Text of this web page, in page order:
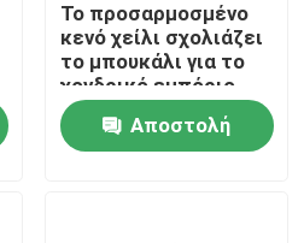
Το προσαρμοσμένο
κενό χείλι σχολιάζει
το μπουκάλι για το
χονδρικό εμπόριο
Αποστολή